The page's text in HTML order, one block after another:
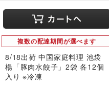
複数の配達期間が選べます
8/18出荷 中国家庭料理 池袋
楊「豚肉水餃子」2袋 各12個
入り ※冷凍